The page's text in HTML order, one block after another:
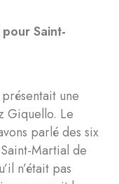
Saint-
une
Giquello. Le
parlé des six
Martial de
n’était pas